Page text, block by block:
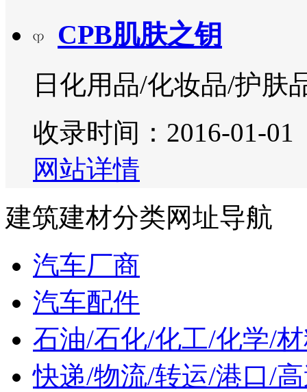
CPB肌肤之钥
日化用品/化妆品/护肤
收录时间：2016-01-01
网站详情
建筑建材分类网址导航
汽车厂商
汽车配件
石油/石化/化工/化学/
快递/物流/转运/港口/